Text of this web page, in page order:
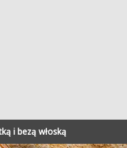
i bezą włoską